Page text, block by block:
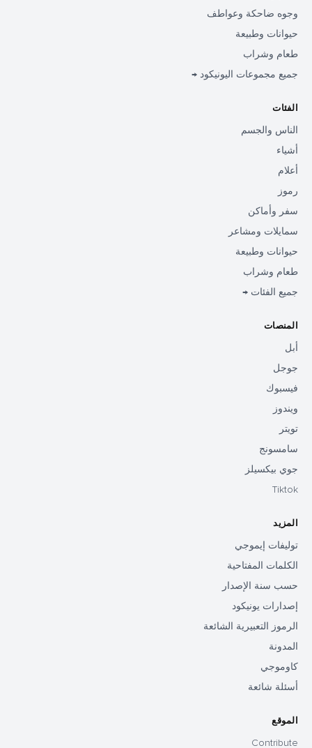
وجوه ضاحكة وعواطف
حيوانات وطبيعة
طعام وشراب
جميع مجموعات اليونيكود →
الفئات
الناس والجسم
أشياء
أعلام
رموز
سفر وأماكن
سمايلات ومشاعر
حيوانات وطبيعة
طعام وشراب
جميع الفئات →
المنصات
أبل
جوجل
فيسبوك
ويندوز
تويتر
سامسونج
جوي بيكسيلز
Tiktok
المزيد
توليفات إيموجي
الكلمات المفتاحية
حسب سنة الإصدار
إصدارات يونيكود
الرموز التعبيرية الشائعة
المدونة
كاوموجي
أسئلة شائعة
الموقع
Contribute